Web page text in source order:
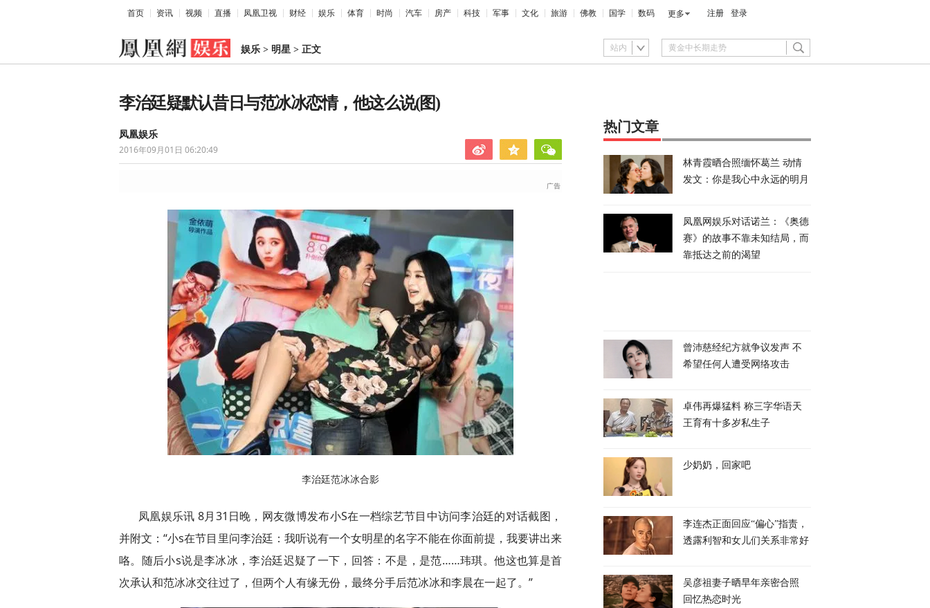
首页 资讯 视频 直播 凤凰卫视 财经 娱乐 体育 时尚 汽车 房产 科技 军事 文化 旅游 佛教 国学 数码 更多 注册 登录
娱乐 > 明星 > 正文 站内
李治廷疑默认昔日与范冰冰恋情，他这么说(图)
凤凰娱乐
2016年09月01日 06:20:49
李治廷范冰冰合影
凤凰娱乐讯 8月31日晚，网友微博发布小S在一档综艺节目中访问李治廷的对话截图，
并附文：“小s在节目里问李治廷：我听说有一个女明星的名字不能在你面前提，我要讲出来
咯。随后小s说是李冰冰，李治廷迟疑了一下，回答：不是，是范……玮琪。他这也算是首
次承认和范冰冰交往过了，但两个人有缘无份，最终分手后范冰冰和李晨在一起了。”
热门文章
林青霞晒合照缅怀葛兰 动情
发文：你是我心中永远的明月
凤凰网娱乐对话诺兰：《奥德
赛》的故事不靠未知结局，而
靠抵达之前的渴望
曾沛慈经纪方就争议发声 不
希望任何人遭受网络攻击
卓伟再爆猛料 称三字华语天
王育有十多岁私生子
少奶奶，回家吧
李连杰正面回应“偏心”指责，
透露利智和女儿们关系非常好
吴彦祖妻子晒早年亲密合照
回忆热恋时光